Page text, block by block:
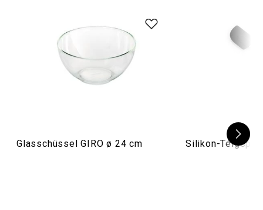
Glasschüssel GIRO ø 24 cm Silikon-